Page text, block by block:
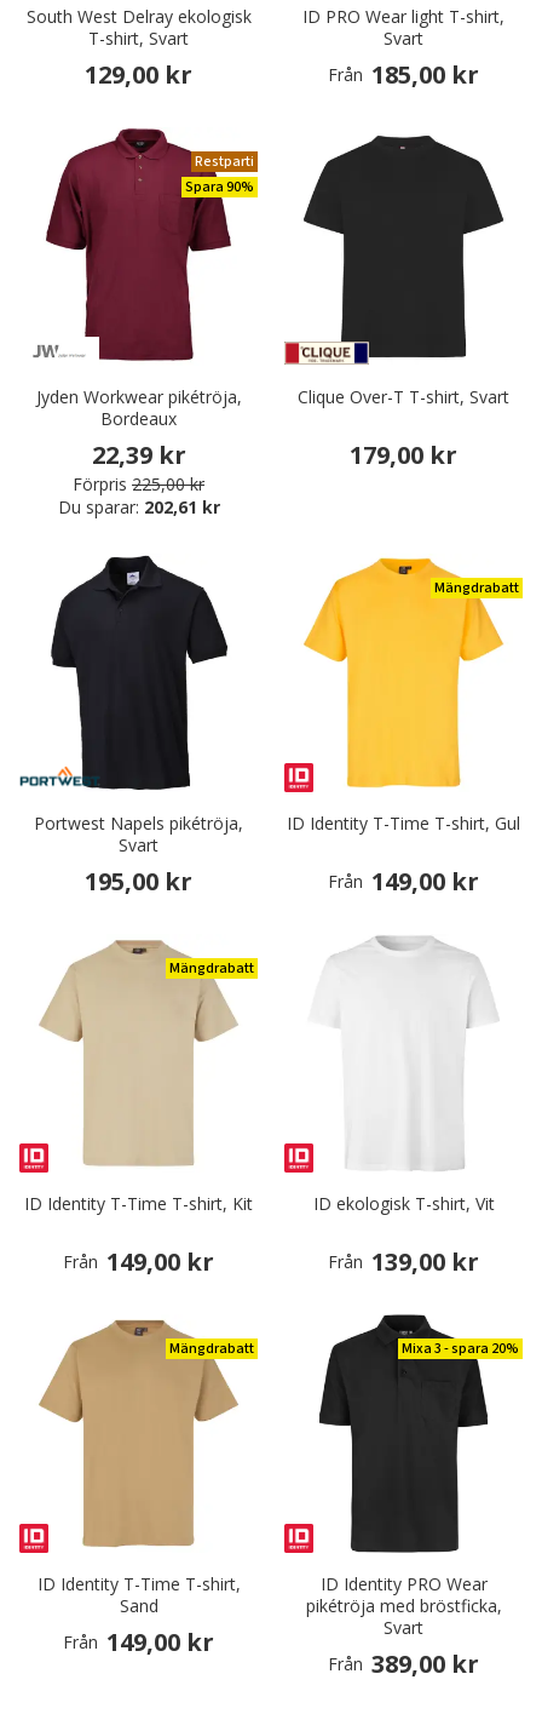
South West Delray ekologisk
T-shirt, Svart
129,00 kr
ID PRO Wear light T-shirt,
Svart
Från 185,00 kr
Restparti
Spara 90%
Jyden Workwear pikétröja,
Bordeaux
22,39 kr
Förpris 225,00 kr
Du sparar: 202,61 kr
Clique Over-T T-shirt, Svart
179,00 kr
Portwest Napels pikétröja,
Svart
195,00 kr
Mängdrabatt
ID Identity T-Time T-shirt, Gul
Från 149,00 kr
Mängdrabatt
ID Identity T-Time T-shirt, Kit
Från 149,00 kr
ID ekologisk T-shirt, Vit
Från 139,00 kr
Mängdrabatt
ID Identity T-Time T-shirt,
Sand
Från 149,00 kr
Mixa 3 - spara 20%
ID Identity PRO Wear
pikétröja med bröstficka,
Svart
Från 389,00 kr